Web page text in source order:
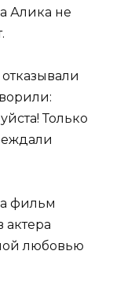
Алика не
Только
фильм
любовью